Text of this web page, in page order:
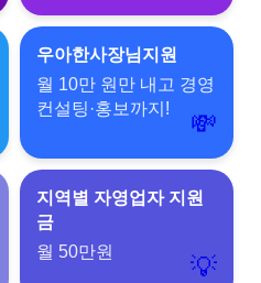
우아한사장님지원
월 10만 원만 내고 경영
컨설팅·홍보까지!
💸
지역별 자영업자 지원
금
월 50만원
💡